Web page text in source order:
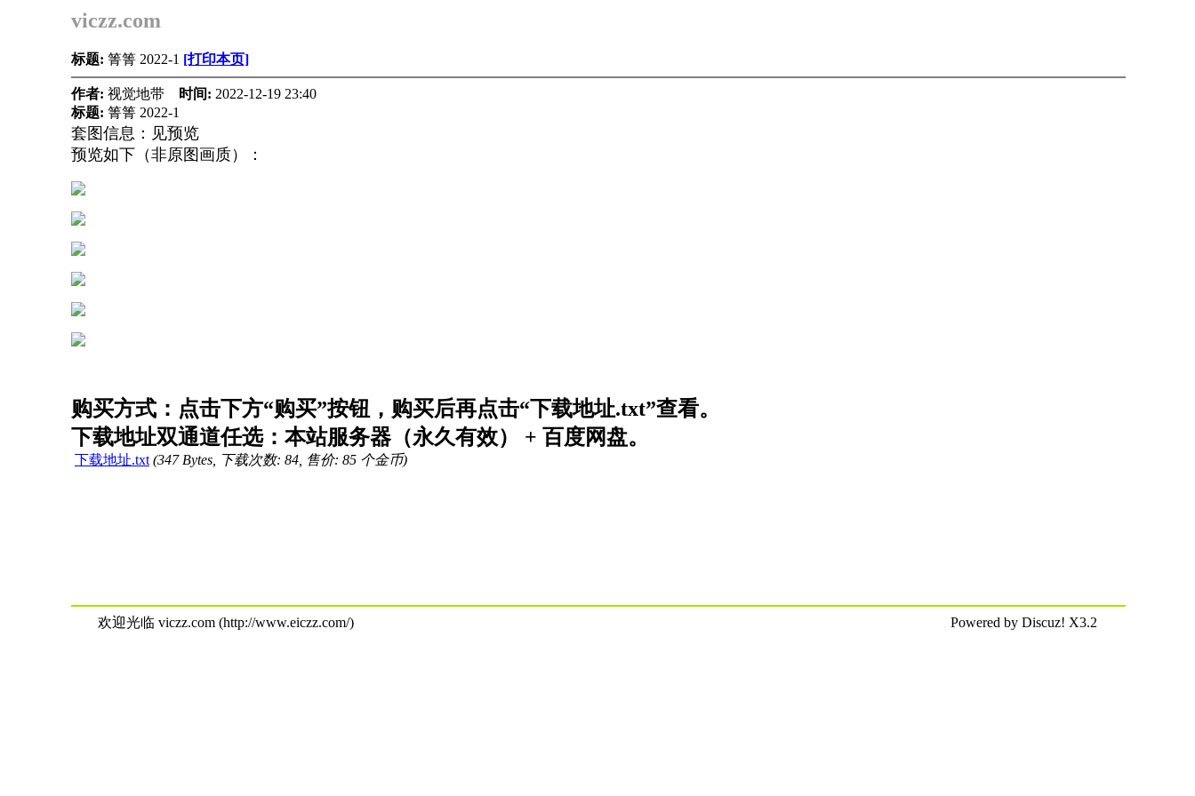
viczz.com
标题: 箐箐 2022-1 [打印本页]
作者: 视觉地带 时间: 2022-12-19 23:40
标题: 箐箐 2022-1
套图信息：见预览
预览如下（非原图画质）：
购买方式：点击下方“购买”按钮，购买后再点击“下载地址.txt”查看。
下载地址双通道任选：本站服务器（永久有效） + 百度网盘。
下载地址.txt (347 Bytes, 下载次数: 84, 售价: 85 个金币)
欢迎光临 viczz.com (http://www.eiczz.com/) Powered by Discuz! X3.2